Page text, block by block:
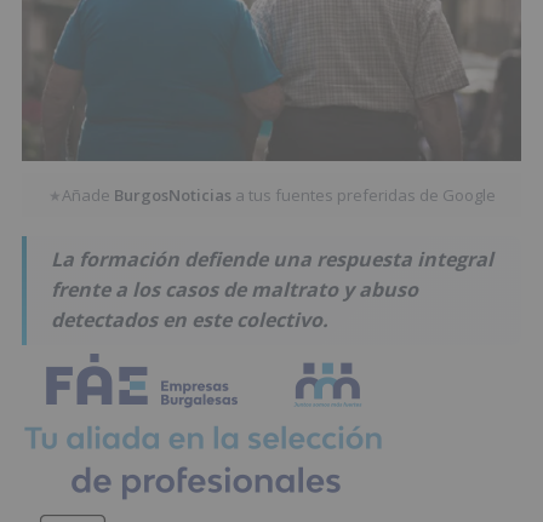
★Añade BurgosNoticias a tus fuentes preferidas de Google
La formación defiende una respuesta integral
frente a los casos de maltrato y abuso
detectados en este colectivo.